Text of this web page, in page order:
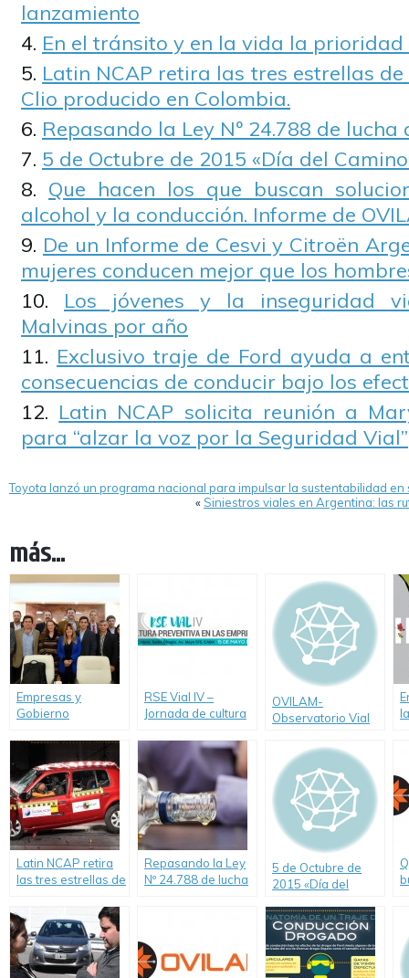
lanzamiento
En el tránsito y en la vida la prioridad
Latin NCAP retira las tres estrellas
Clio producido en Colombia.
Repasando la Ley Nº 24.788 de
5 de Octubre de 2015 «Día del
Que hacen los que buscan
alcohol y la conducción. Informe de
De un Informe de Cesvi y Citroën
mujeres conducen mejor que los
Los jóvenes y la inseguridad
Malvinas por año
Exclusivo traje de Ford ayuda a
consecuencias de conducir bajo los
Latin NCAP solicita reunión a
para “alzar la voz por la Seguridad Vial”
Toyota lanzó un programa nacional para impulsar la sustentabilidad en
«Siniestros viales en Argentina: las
más...
Empresas y
Gobierno
experiencias de
RSE y Seguridad
Vial
RSE Vial IV –
Jornada de cultura
empresas
OVILAM-
Observatorio Vial
anuncia su
lanzamiento
Latin NCAP retira
las tres estrellas de
Renault Clio
producido en
Colombia.
Repasando la Ley
Nº 24.788 de lucha
5 de Octubre de
2015 «Día del